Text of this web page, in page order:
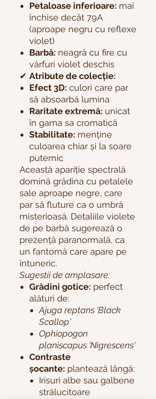
Petaloase inferioare: mai
închise decât 79A
(aproape negru cu reflexe
violet)
Barbă: neagră cu fire cu
vârfuri violet deschis
✔ Atribute de colecție:
Efect 3D: culori care par
să absoarbă lumina
Raritate extremă: unicat
în gama sa cromatică
Stabilitate: menține
culoarea chiar și la soare
puternic
Această apariție spectrală
domină grădina cu petalele
sale aproape negre, care
par să fluture ca o umbră
misterioasă. Detaliile violete
de pe barbă sugerează o
prezență paranormală, ca
un fantomă care apare pe
întuneric.
Sugestii de amplasare:
Grădini gotice: perfect
alături de:
Ajuga reptans 'Black
Scallop'
Ophiopogon
planiscapus 'Nigrescens'
Contraste
șocante: plantează lângă:
Irisuri albe sau galbene
strălucitoare